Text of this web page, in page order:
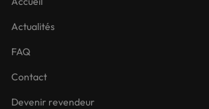
Actualités
FAQ
Contact
Devenir revendeur